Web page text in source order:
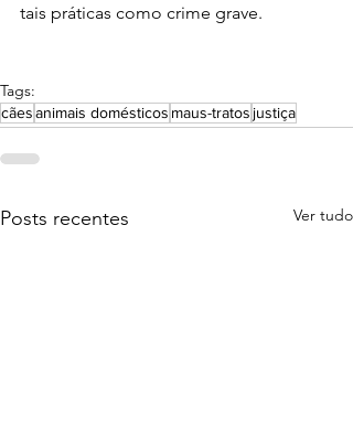
tais práticas como crime grave.
Tags:
cãesanimais domésticos maus-tratos justiça
Posts recentes Ver tudo